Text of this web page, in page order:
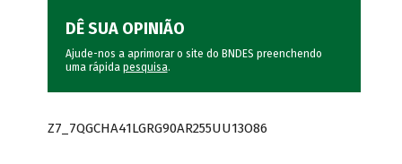
DÊ SUA OPINIÃO
Ajude-nos a aprimorar o site do BNDES preenchendo
uma rápida pesquisa.
Z7_7QGCHA41LGRG90AR255UU13O86